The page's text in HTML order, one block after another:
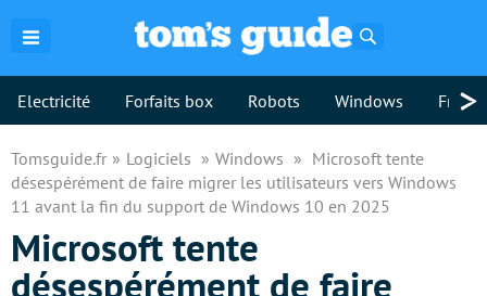
Electricité Forfaits box Robots Windows >
Tomsguide.fr Logiciels Windows
Microsoft tente
désespérément de faire migrer les utilisateurs vers Windows
11 avant la fin du support de Windows 10 en 2025
Microsoft tente
désespérément de faire